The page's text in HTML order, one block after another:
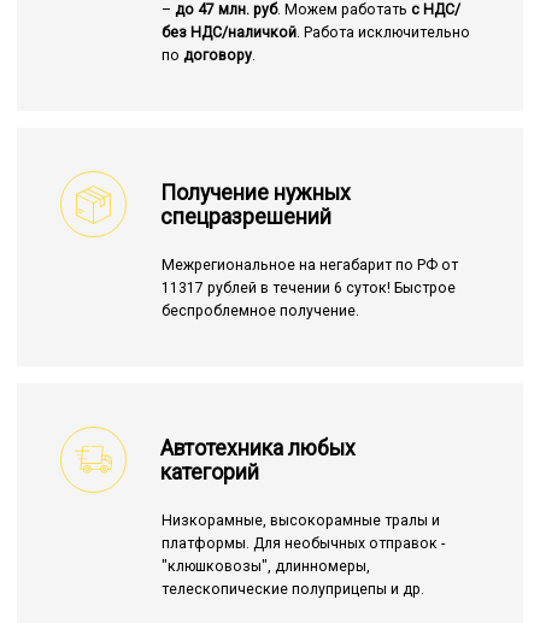
– до 47 млн. руб. Можем работать с НДС/
без НДС/наличкой. Работа исключительно
по договору.
Получение нужных
спецразрешений
Межрегиональное на негабарит по РФ от
11317 рублей в течении 6 суток! Быстрое
беспроблемное получение.
Автотехника любых
категорий
Низкорамные, высокорамные тралы и
платформы. Для необычных отправок -
"клюшковозы", длинномеры,
телескопические полуприцепы и др.